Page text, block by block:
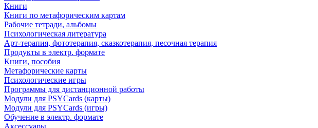
Книги
Книги по метафорическим картам
Рабочие тетради, альбомы
Психологическая литература
Арт-терапия, фототерапия, сказкотерапия, песочная терапия
Продукты в электр. формате
Книги, пособия
Метафорические карты
Психологические игры
Программы для дистанционной работы
Модули для PSYCards (карты)
Модули для PSYCards (игры)
Обучение в электр. формате
Аксессуары